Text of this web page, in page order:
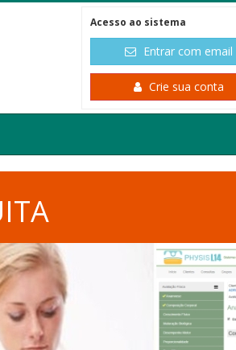
Acesso ao sistema
Entrar com email
Crie sua conta